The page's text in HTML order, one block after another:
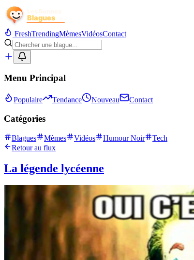
FreshTrendingMèmesVidéosContact
Menu Principal
Populaire Tendance Nouveau Contact
Catégories
Blagues Mèmes Vidéos Humour Noir
Tech
Retour au flux
La légende lycéenne